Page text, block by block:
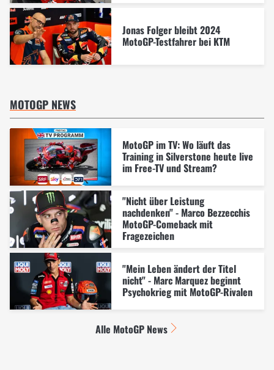
Jonas Folger bleibt 2024
MotoGP-Testfahrer bei KTM
MOTOGP NEWS
MotoGP im TV: Wo läuft das
Training in Silverstone heute live
im Free-TV und Stream?
"Nicht über Leistung
nachdenken" - Marco Bezzecchis
MotoGP-Comeback mit
Fragezeichen
"Mein Leben ändert der Titel
nicht" - Marc Marquez beginnt
Psychokrieg mit MotoGP-Rivalen
Alle MotoGP News